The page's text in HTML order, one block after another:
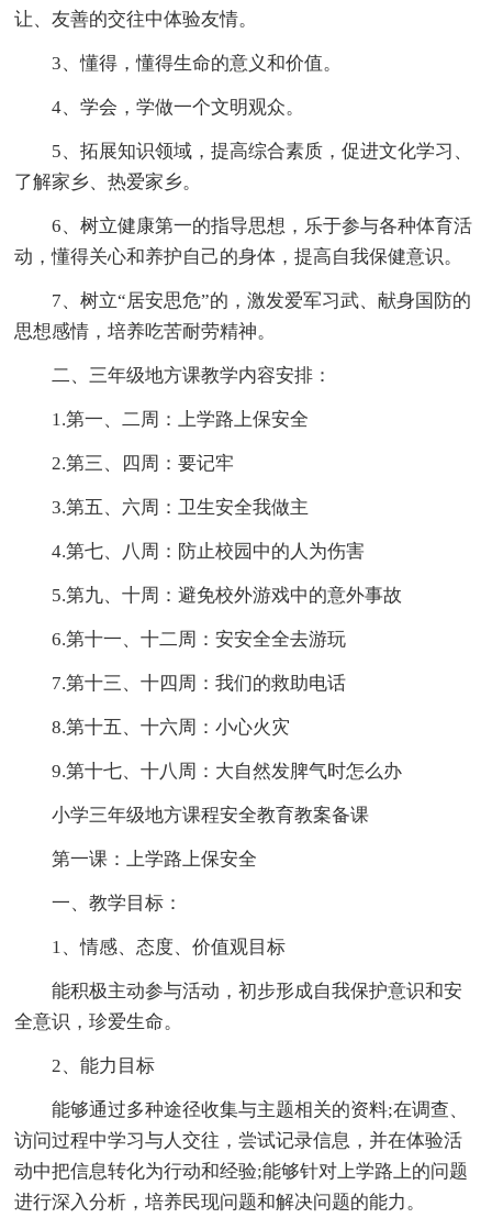
让、友善的交往中体验友情。
3、懂得，懂得生命的意义和价值。
4、学会，学做一个文明观众。
5、拓展知识领域，提高综合素质，促进文化学习、
了解家乡、热爱家乡。
6、树立健康第一的指导思想，乐于参与各种体育活
动，懂得关心和养护自己的身体，提高自我保健意识。
7、树立“居安思危”的，激发爱军习武、献身国防的
思想感情，培养吃苦耐劳精神。
二、三年级地方课教学内容安排：
1.第一、二周：上学路上保安全
2.第三、四周：要记牢
3.第五、六周：卫生安全我做主
4.第七、八周：防止校园中的人为伤害
5.第九、十周：避免校外游戏中的意外事故
6.第十一、十二周：安安全全去游玩
7.第十三、十四周：我们的救助电话
8.第十五、十六周：小心火灾
9.第十七、十八周：大自然发脾气时怎么办
小学三年级地方课程安全教育教案备课
第一课：上学路上保安全
一、教学目标：
1、情感、态度、价值观目标
能积极主动参与活动，初步形成自我保护意识和安
全意识，珍爱生命。
2、能力目标
能够通过多种途径收集与主题相关的资料;在调查、
访问过程中学习与人交往，尝试记录信息，并在体验活
动中把信息转化为行动和经验;能够针对上学路上的问题
进行深入分析，培养民现问题和解决问题的能力。